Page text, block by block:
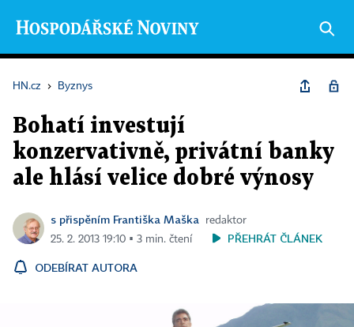
HN.cz › Byznys
Bohatí investují
konzervativně, privátní banky
ale hlásí velice dobré výnosy
s přispěním Františka Maška
redaktor
25. 2. 2013 19:10 ▪ 3 min. čtení
PŘEHRÁT ČLÁNEK
ODEBÍRAT AUTORA